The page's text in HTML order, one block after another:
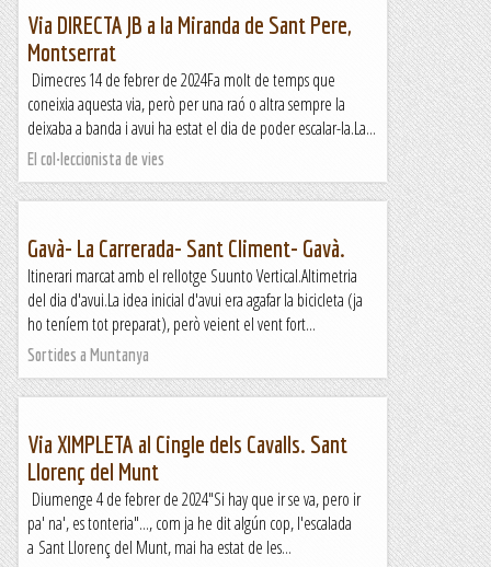
Via DIRECTA JB a la Miranda de Sant Pere,
Montserrat
Dimecres 14 de febrer de 2024Fa molt de temps que
coneixia aquesta via, però per una raó o altra sempre la
deixaba a banda i avui ha estat el dia de poder escalar-la.La...
El col·leccionista de vies
Gavà- La Carrerada- Sant Climent- Gavà.
Itinerari marcat amb el rellotge Suunto Vertical.Altimetria
del dia d'avui.La idea inicial d'avui era agafar la bicicleta (ja
ho teníem tot preparat), però veient el vent fort...
Sortides a Muntanya
Via XIMPLETA al Cingle dels Cavalls. Sant
Llorenç del Munt
Diumenge 4 de febrer de 2024"Si hay que ir se va, pero ir
pa' na', es tonteria"..., com ja he dit algún cop, l'escalada
a Sant Llorenç del Munt, mai ha estat de les...